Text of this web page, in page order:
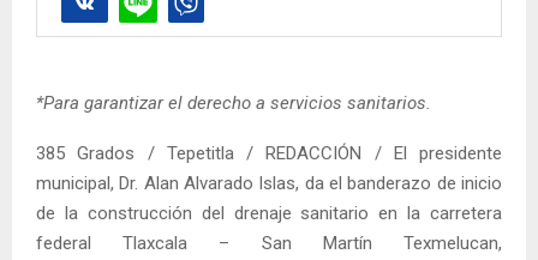
*Para garantizar el derecho a servicios sanitarios.
385 Grados / Tepetitla / REDACCIÓN / El presidente
municipal, Dr. Alan Alvarado Islas, da el banderazo de inicio
de la construcción del drenaje sanitario en la carretera
federal Tlaxcala – San Martín Texmelucan,